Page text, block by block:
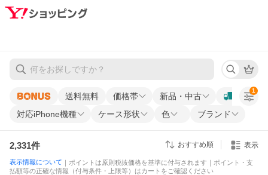
送料無料 価格帯
新品・中古
対応iPhone機種
ケース形状 色 ブランド
1
2,331件 おすすめ順 表示
表示情報について ｜ポイントは原則税抜価格を基準に付与されます｜ポイント・支
払額等の正確な情報（付与条件・上限等）はカートをご確認ください